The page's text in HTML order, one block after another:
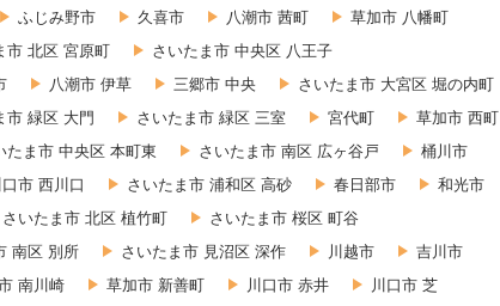
ふじみ野市 久喜市 八潮市 茜町
草加市 八幡町
市 北区 宮原町
さいたま市 中央区 八王子
八潮市 伊草 三郷市 中央
さいたま市 大宮区 堀の内町
市 緑区 大門 さいたま市 緑区 三室 宮代町
草加市 西町
たま市 中央区 本町東 さいたま市 南区 広ヶ谷戸
桶川市
口市 西川口 さいたま市 浦和区 高砂 春日部市
和光市
さいたま市 北区 植竹町
さいたま市 桜区 町谷
南区 別所 さいたま市 見沼区 深作 川越市
吉川市
南川崎 草加市 新善町 川口市 赤井
川口市 芝